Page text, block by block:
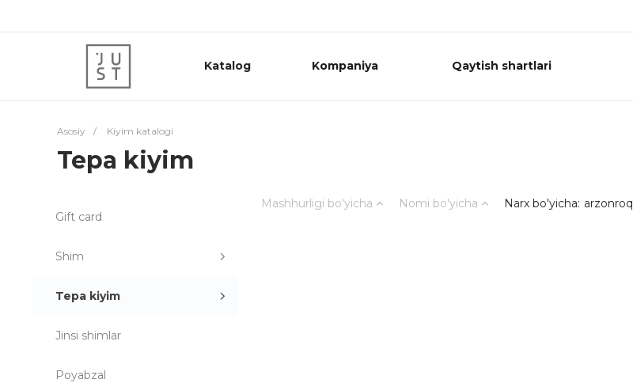
Katalog Kompaniya Qaytish shartlari
Asosiy / Kiyim katalogi
Tepa kiyim
Gift card
Shim
Tepa kiyim
Jinsi shimlar
Poyabzal
Mashhurligi bo'yicha Nomi bo'yicha Narx bo'yicha: arzonroq